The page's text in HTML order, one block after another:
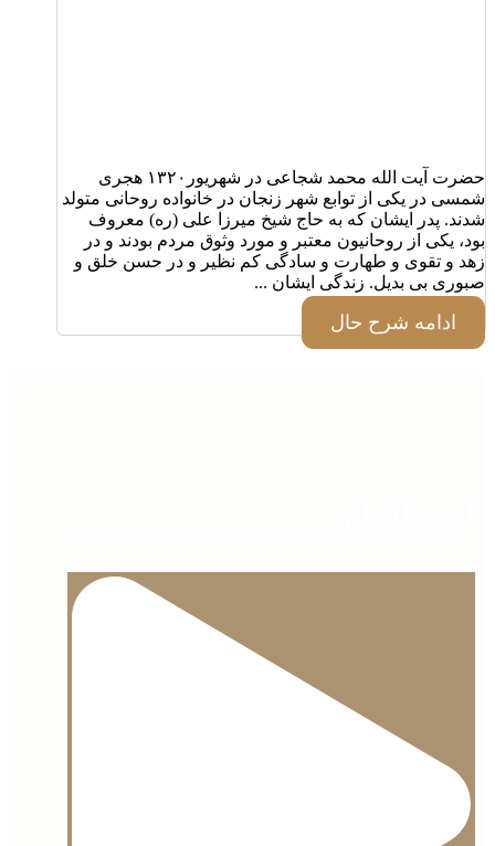
حضرت آیت الله محمد شجاعی در شهریور۱۳۲۰ هجری
شمسی در یکی از توابع شهر زنجان در خانواده روحانی متولد
شدند. پدر ایشان که به حاج شیخ میرزا علی (ره) معروف
بود، یکی از روحانیون معتبر و مورد وثوق مردم بودند و در
زهد و تقوی و طهارت و سادگی کم نظیر و در حسن خلق و
صبوری بی بدیل. زندگی ایشان ...
ادامه شرح حال